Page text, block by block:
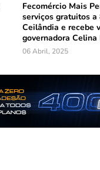
Fecomércio Mais
serviços gratuitos a
Ceilândia e recebe
governadora Celina
06 Abril, 2025